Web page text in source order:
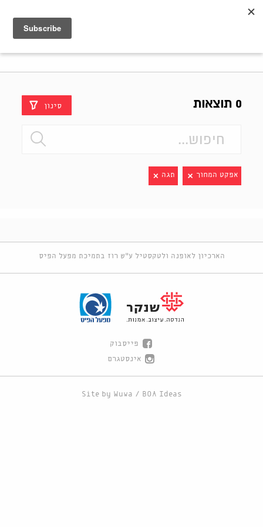
0 תוצאות סינון
אפקט המחוך תגה
הארכיון לאופנה ולטקסטיל ע"ש רוז בתמיכת מפעל הפיס
פייסבוק
אינסטגרם
Site by Wuwa / BOA Ideas